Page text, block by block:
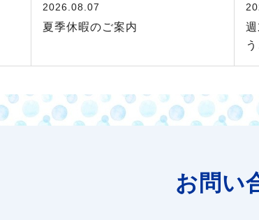
2026.08.07
夏季休暇のご案内
お問い